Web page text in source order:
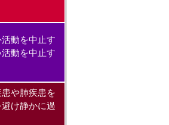
動を中止す
動を中止す
や肺疾患を
け静かに過